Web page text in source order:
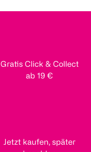
Gratis Click & Collect
ab 19 €
Jetzt kaufen, später